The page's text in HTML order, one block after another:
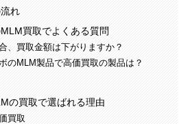
れ
買取でよくある質問
、買取金額は下がりますか？
のMLM製品で高価買取の製品は？
の買取で選ばれる理由
買取